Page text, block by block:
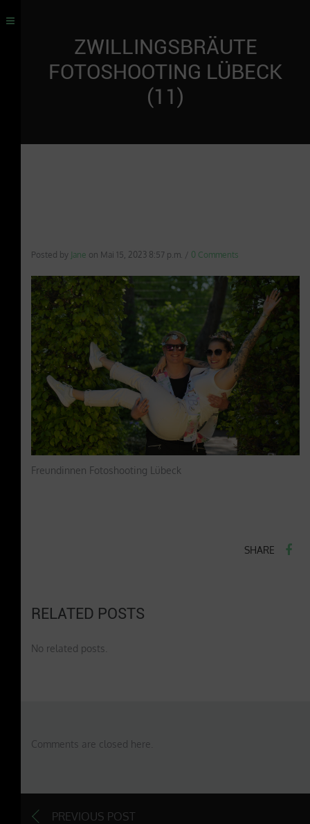
ZWILLINGSBRÄUTE
FOTOSHOOTING LÜBECK
(11)
Posted by Jane on Mai 15, 2023 8:57 p.m. / 0 Comments
Freundinnen Fotoshooting Lübeck
SHARE
RELATED POSTS
No related posts.
Comments are closed here.
PREVIOUS POST